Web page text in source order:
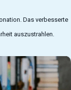
Das verbesserte
auszustrahlen.